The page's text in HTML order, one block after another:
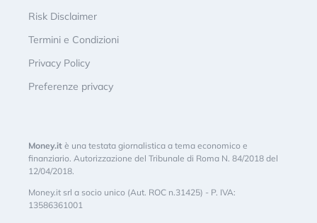
Risk Disclaimer
Termini e Condizioni
Privacy Policy
Preferenze privacy
Money.it è una testata giornalistica a tema economico e
finanziario. Autorizzazione del Tribunale di Roma N. 84/2018 del
12/04/2018.
Money.it srl a socio unico (Aut. ROC n.31425) - P. IVA:
13586361001